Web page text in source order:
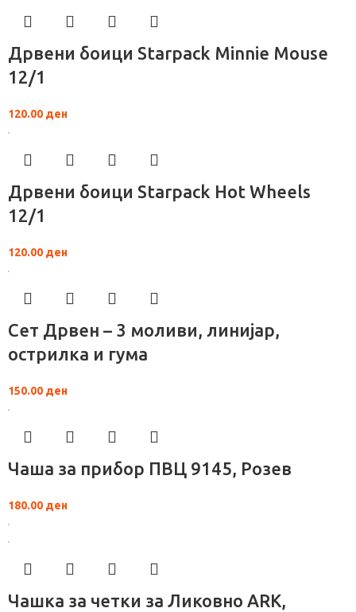
Дрвени боици Starpack Minnie Mouse
12/1
120.00 ден
Дрвени боици Starpack Hot Wheels
12/1
120.00 ден
Сет Дрвен – 3 моливи, линијар,
острилка и гума
150.00 ден
Чаша за прибор ПВЦ 9145, Розев
180.00 ден
Чашка за четки за Ликовно ARK,